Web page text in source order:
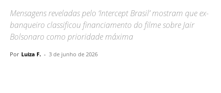
Mensagens reveladas pelo ‘Intercept Brasil’ mostram que ex-
banqueiro classificou financiamento do filme sobre Jair
Bolsonaro como prioridade máxima
Por Luiza F. - 3 de junho de 2026